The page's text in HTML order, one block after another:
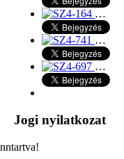
…
…
…
Jogi nyilatkozat